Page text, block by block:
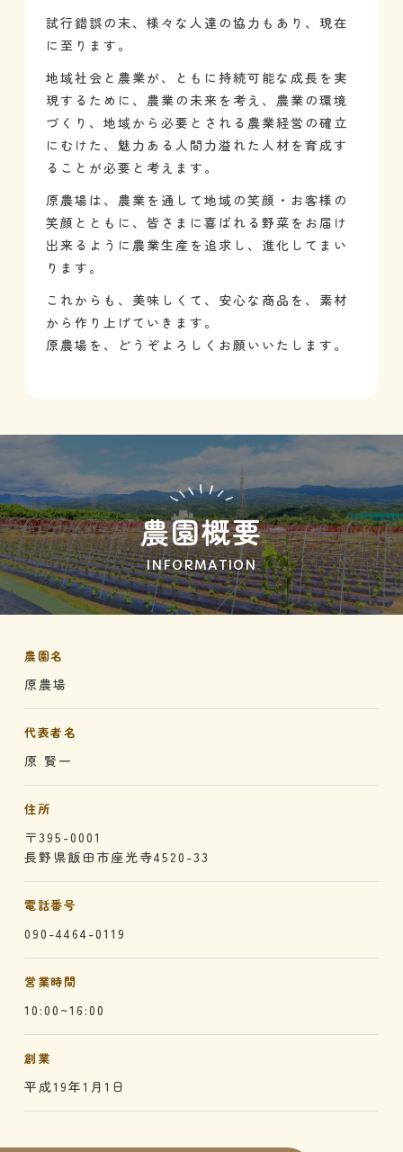
試行錯誤の末、様々な人達の協力もあり、現在
に至ります。
地域社会と農業が、ともに持続可能な成長を実
現するために、農業の未来を考え、農業の環境
づくり、地域から必要とされる農業経営の確立
にむけた、魅力ある人間力溢れた人材を育成す
ることが必要と考えます。
原農場は、農業を通して地域の笑顔・お客様の
笑顔とともに、皆さまに喜ばれる野菜をお届け
出来るように農業生産を追求し、進化してまい
ります。
これからも、美味しくて、安心な商品を、素材
から作り上げていきます。
原農場を、どうぞよろしくお願いいたします。
農園概要
INFORMATION
農園名
原農場
代表者名
原 賢一
住所
〒395-0001
長野県飯田市座光寺4520-33
電話番号
090-4464-0119
営業時間
10:00~16:00
創業
平成19年1月1日